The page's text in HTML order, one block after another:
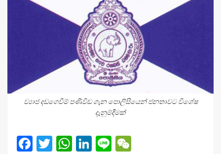
ව්‍යාජ දඩගෙවීම් පණිවිඩ ගැන පොලිසියෙන් ජනතාවට විශේෂ
දැනුම්දීමක්
Facebook
Twitter
WhatsApp
LinkedIn
Line